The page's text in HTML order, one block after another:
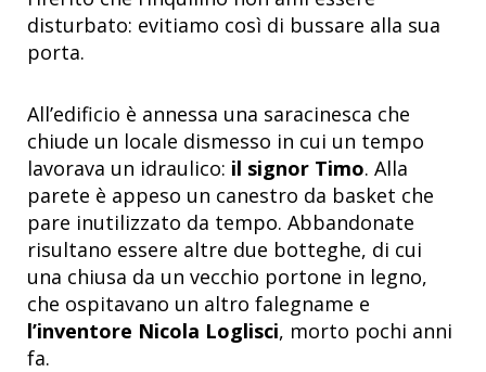
disturbato: evitiamo così di bussare alla sua
porta.
All’edificio è annessa una saracinesca che
chiude un locale dismesso in cui un tempo
lavorava un idraulico: il signor Timo. Alla
parete è appeso un canestro da basket che
pare inutilizzato da tempo. Abbandonate
risultano essere altre due botteghe, di cui
una chiusa da un vecchio portone in legno,
che ospitavano un altro falegname e
l’inventore Nicola Loglisci, morto pochi anni
fa.